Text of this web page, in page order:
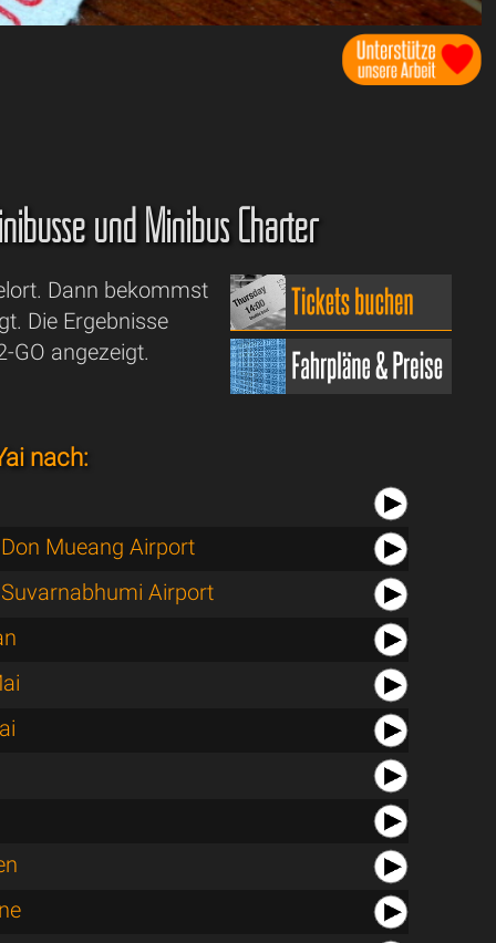
und Minibus Charter
Dann bekommst
Die Ergebnisse
GO angezeigt.
nach:
Mueang Airport
Airport